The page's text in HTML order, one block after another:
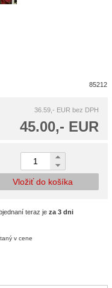
85212
36.59,- EUR bez DPH
45.00,- EUR
Vložiť do košíka
teraz je za 3 dni
v cene